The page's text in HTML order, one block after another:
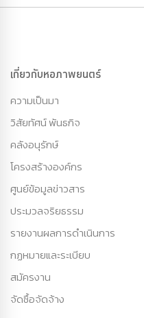
เกี่ยวกับหอภาพยนตร์
ความเป็นมา
วิสัยทัศน์ พันธกิจ
คลังอนุรักษ์
โครงสร้างองค์กร
ศูนย์ข้อมูลข่าวสาร
ประมวลจริยธรรม
รายงานผลการดำเนินการ
กฏหมายและระเบียบ
สมัครงาน
จัดซื้อจัดจ้าง